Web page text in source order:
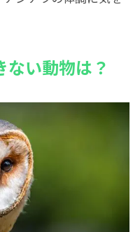
ない動物は？